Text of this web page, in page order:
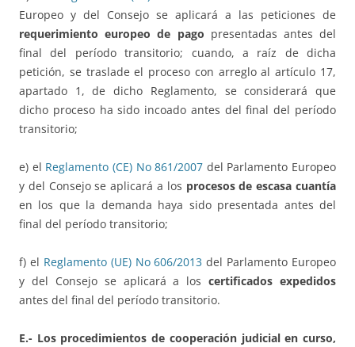
Europeo y del Consejo se aplicará a las peticiones de
requerimiento europeo de pago presentadas antes del
final del período transitorio; cuando, a raíz de dicha
petición, se traslade el proceso con arreglo al artículo 17,
apartado 1, de dicho Reglamento, se considerará que
dicho proceso ha sido incoado antes del final del período
transitorio;
e) el Reglamento (CE) No 861/2007 del Parlamento Europeo
y del Consejo se aplicará a los procesos de escasa cuantía
en los que la demanda haya sido presentada antes del
final del período transitorio;
f) el Reglamento (UE) No 606/2013 del Parlamento Europeo
y del Consejo se aplicará a loscertificados expedidos
antes del final del período transitorio.
E.- Los procedimientos de cooperación judicial en curso,